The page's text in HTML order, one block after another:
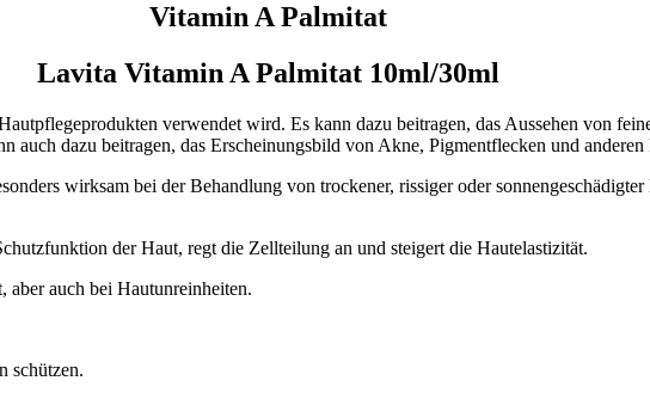
Vitamin A Palmitat
Lavita Vitamin A Palmitat 10ml/30ml
verwendet wird. Es kann dazu beitragen, das Aussehen von
dazu beitragen, das Erscheinungsbild von Akne, Pigmentflecken und anderen
wirksam bei der Behandlung von trockener, rissiger oder
der Haut, regt die Zellteilung an und steigert die Hautelastizität.
aber auch bei Hautunreinheiten.
schützen.